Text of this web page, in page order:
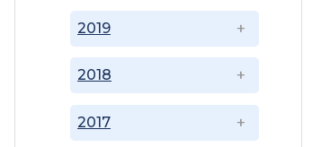
2017
2018
2019